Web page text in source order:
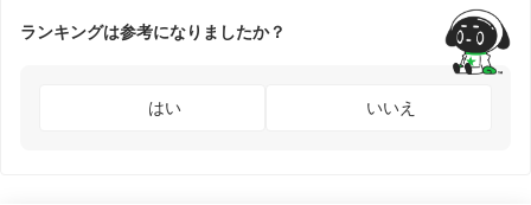
ランキングは参考になりましたか？
はい いいえ